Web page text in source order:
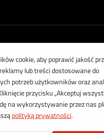
Nasze usługi
Regeneracja chłodnic
Sprzedaż części rolniczych
Regeneracja turbosprężarek